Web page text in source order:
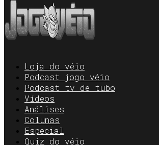
Loja do véio
Podcast jogo véio
Podcast tv de tubo
Vídeos
Análises
Colunas
Especial
Quiz do véio